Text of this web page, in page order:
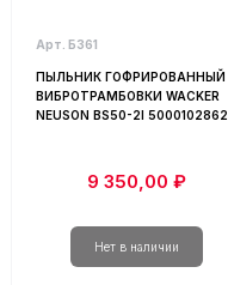
Арт. Б361
ПЫЛЬНИК ГОФРИРОВАННЫЙ
ВИБРОТРАМБОВКИ WACKER
NEUSON BS50-2I 5000102862
9 350,00 ₽